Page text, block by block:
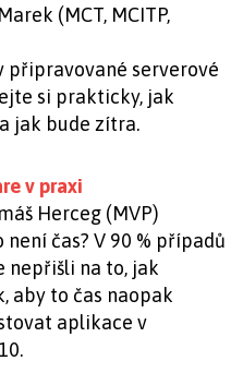
(MCT, MCITP,
připravované serverové
si prakticky, jak
jak bude zítra.
v praxi
Herceg (MVP)
čas? V 90 % případů
nepřišli na to, jak
aby to čas naopak
aplikace v